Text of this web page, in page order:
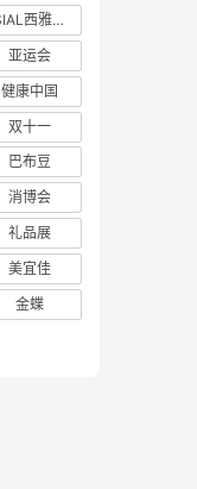
SIAL西雅展
亚运会
健康中国
双十一
巴布豆
消博会
礼品展
美宜佳
金蝶